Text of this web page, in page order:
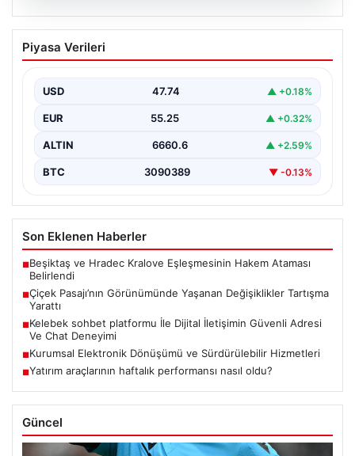
08.08.2026
Çiçek Pasajı’nın Görünümünde Yaşanan
Değişiklikler Tartışma Yarattı
Çiçek Pasajı, son dönemde giriş cephesine
yerleştirilen…
Piyasa Verileri
USD 47.74 ▲ +0.18%
EUR 55.25 ▲ +0.32%
ALTIN 6660.6 ▲ +2.59%
BTC 3090389 ▼ -0.13%
Son Eklenen Haberler
■Beşiktaş ve Hradec Kralove Eşleşmesinin Hakem Ataması
Belirlendi
■Çiçek Pasajı’nın Görünümünde Yaşanan Değişiklikler Tartışma
Yarattı
■Kelebek sohbet platformu İle Dijital İletişimin Güvenli Adresi
Ve Chat Deneyimi
■Kurumsal Elektronik Dönüşümü ve Sürdürülebilir Hizmetleri
■Yatırım araçlarının haftalık performansı nasıl oldu?
Güncel